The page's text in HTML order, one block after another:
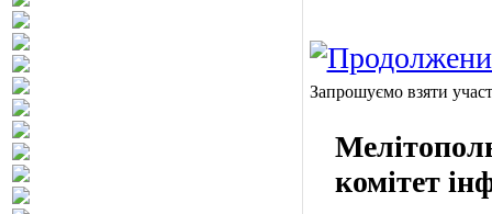
Запрошуємо взяти
комітет